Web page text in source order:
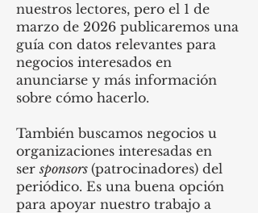
nuestros lectores, pero el 1 de
marzo de 2026 publicaremos una
guía con datos relevantes para
negocios interesados en
anunciarse y más información
sobre cómo hacerlo.
También buscamos negocios u
organizaciones interesadas en
sersponsors (patrocinadores) del
periódico. Es una buena opción
para apoyar nuestro trabajo a